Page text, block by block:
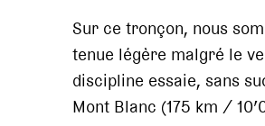
Sur ce tronçon, nous
tenue légère malgré le
discipline essaie, sans
Mont Blanc (175 km /